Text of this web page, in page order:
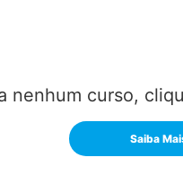
nenhum curso,
Saiba